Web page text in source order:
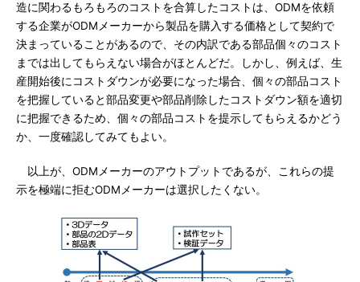
造に関わるもろもろのコストを合算したコストは、ODMを依頼
する企業がODMメーカーから製品を購入する価格として契約で
決まっていることがあるので、その内訳である部品個々のコスト
までは出してもらえない場合がほとんどだ。しかし、例えば、生
産開始後にコストダウンが必要になった場合、個々の部品コスト
を把握していると部品変更や部品削除したコストダウン額を適切
に把握できるため、個々の部品コストを提示してもらえるかどう
か、一度確認してみてもよい。
以上が、ODMメーカーのアウトプットであるが、これらの提
示を極端に拒むODMメーカーは選択したくない。